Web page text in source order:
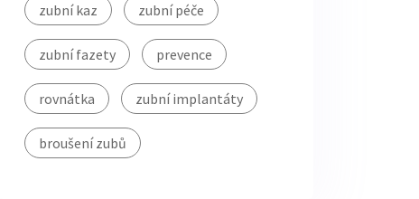
zubní kaz zubní péče
zubní fazety prevence
rovnátka zubní implantáty
broušení zubů